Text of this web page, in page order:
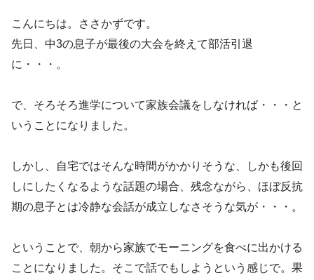
こんにちは。ささかずです。
先日、中3の息子が最後の大会を終えて部活引退
に・・・。
で、そろそろ進学について家族会議をしなければ・・・と
いうことになりました。
しかし、自宅ではそんな時間がかかりそうな、しかも後回
しにしたくなるような話題の場合、残念ながら、ほぼ反抗
期の息子とは冷静な会話が成立しなさそうな気が・・・。
ということで、朝から家族でモーニングを食べに出かける
ことになりました。そこで話でもしようという感じで。果